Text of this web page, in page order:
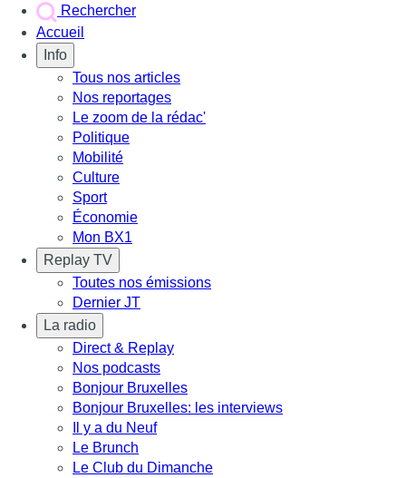
Rechercher
Accueil
Info
Tous nos articles
Nos reportages
Le zoom de la rédac'
Politique
Mobilité
Culture
Sport
Économie
Mon BX1
Replay TV
Toutes nos émissions
Dernier JT
La radio
Direct & Replay
Nos podcasts
Bonjour Bruxelles
Bonjour Bruxelles: les interviews
Il y a du Neuf
Le Brunch
Le Club du Dimanche